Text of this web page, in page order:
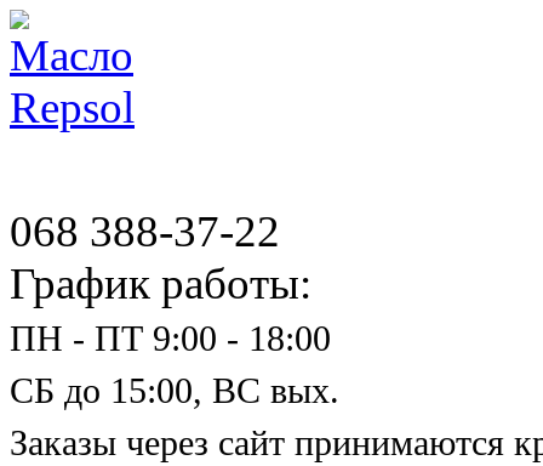
068 388-37-22
График работы:
ПН - ПТ 9:00 - 18:00
СБ до 15:00, ВС вых.
Заказы через сайт принимаются